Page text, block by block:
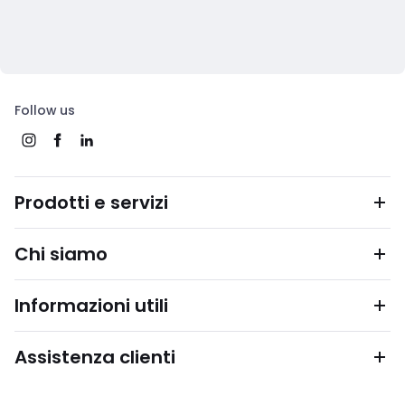
Follow us
Prodotti e servizi
Chi siamo
Informazioni utili
Assistenza clienti